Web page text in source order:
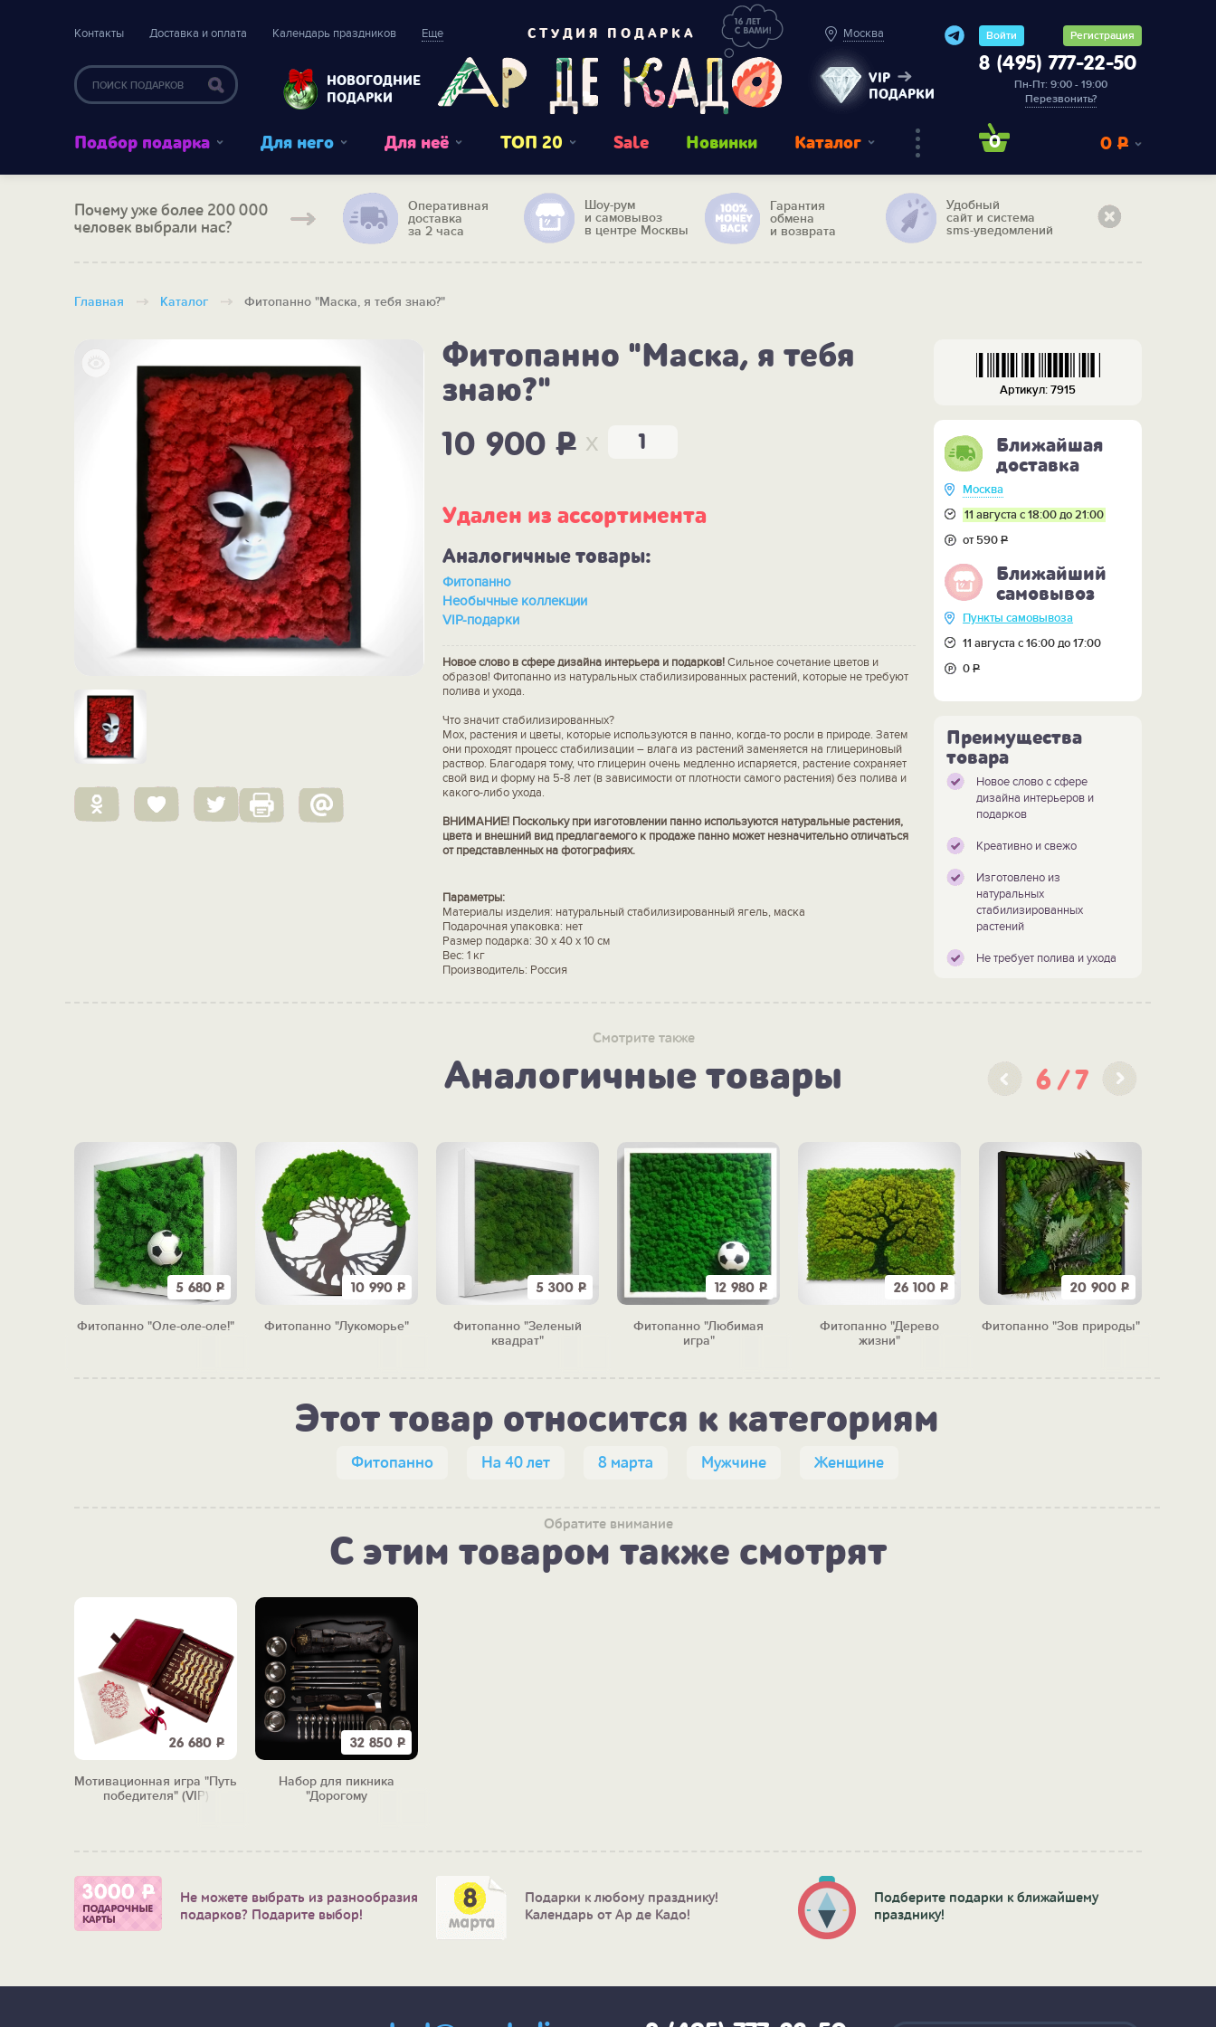
Контакты Доставка и оплата Календарь праздников Еще
НОВОГОДНИЕ
ПОДАРКИ
СТУДИЯ ПОДАРКА Москва
VIP
ПОДАРКИ
Войти Регистрация
8 (495) 777-22-50
Пн-Пт: 9:00 - 19:00
Перезвонить?
Подбор подарка Для него Для неё ТОП 20 Sale Новинки Каталог 0 0 Р
Почему уже более 200 000
человек выбрали нас?
Оперативная
доставка
за 2 часа
Шоу-рум
и самовывоз
в центре Москвы
Гарантия
обмена
и возврата
Удобный
сайт и система
sms-уведомлений
Главная Каталог Фитопанно "Маска, я тебя знаю?"
Фитопанно "Маска, я тебя
знаю?"
10 900P x
Удален из ассортимента
Аналогичные товары:
Фитопанно
Необычные коллекции
VIP-подарки
Новое слово в сфере дизайна интерьера и подарков!Сильное сочетание цветов и
образов! Фитопанно из натуральных стабилизированных растений, которые не требуют
полива и ухода.
Что значит стабилизированных?
Мох, растения и цветы, которые используются в панно, когда-то росли в природе. Затем
они проходят процесс стабилизации – влага из растений заменяется на глицериновый
раствор. Благодаря тому, что глицерин очень медленно испаряется, растение сохраняет
свой вид и форму на 5-8 лет (в зависимости от плотности самого растения) без полива и
какого-либо ухода.
ВНИМАНИЕ! Поскольку при изготовлении панно используются натуральные растения,
цвета и внешний вид предлагаемого к продаже панно может незначительно отличаться
от представленных на фотографиях.
Параметры:
Материалы изделия: натуральный стабилизированный ягель, маска
Подарочная упаковка: нет
Размер подарка: 30 х 40 х 10 см
Вес: 1 кг
Производитель: Россия
Артикул: 7915
Ближайшая
доставка
Москва
11 августа с 18:00 до 21:00
от 590Р
Ближайший
самовывоз
Пункты самовывоза
11 августа с 16:00 до 17:00
0Р
Преимущества
товара
Новое слово с сфере
дизайна интерьеров и
подарков
Креативно и свежо
Изготовлено из
натуральных
стабилизированных
растений
Не требует полива и ухода
Смотрите также
Аналогичные товары 6 7
5 680 Р
Фитопанно "Оле-оле-оле!"
10 990 Р
Фитопанно "Лукоморье"
5 300 Р
Фитопанно "Зеленый
квадрат"
12 980 Р
Фитопанно "Любимая
игра"
26 100 Р
Фитопанно "Дерево
жизни"
20 900 Р
Фитопанно "Зов природы"
Этот товар относится к категориям
Фитопанно На 40 лет 8 марта Мужчине Женщине
Обратите внимание
С этим товаром также смотрят
26 680 Р
Мотивационная игра "Путь
победителя" (VIP)
32 850 Р
Набор для пикника
"Дорогому
Не можете выбрать из разнообразия
подарков? Подарите выбор!
Подарки к любому празднику!
Календарь от Ар де Кадо!
Подберите подарки к ближайшему
празднику!